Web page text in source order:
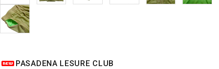
PASADENA LESURE CLUB